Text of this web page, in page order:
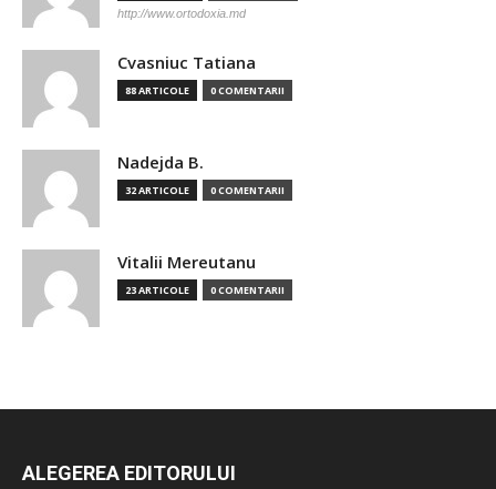
http://www.ortodoxia.md
Cvasniuc Tatiana
88 ARTICOLE 0 COMENTARII
Nadejda B.
32 ARTICOLE 0 COMENTARII
Vitalii Mereutanu
23 ARTICOLE 0 COMENTARII
ALEGEREA EDITORULUI